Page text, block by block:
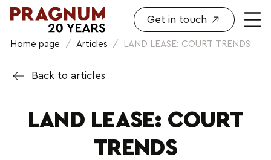
Get in touch
Home page / Articles / LAND LEASE: COURT TRENDS
Back to articles
LAND LEASE: COURT
TRENDS